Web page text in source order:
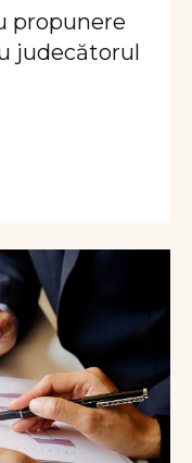
propunere
judecătorul